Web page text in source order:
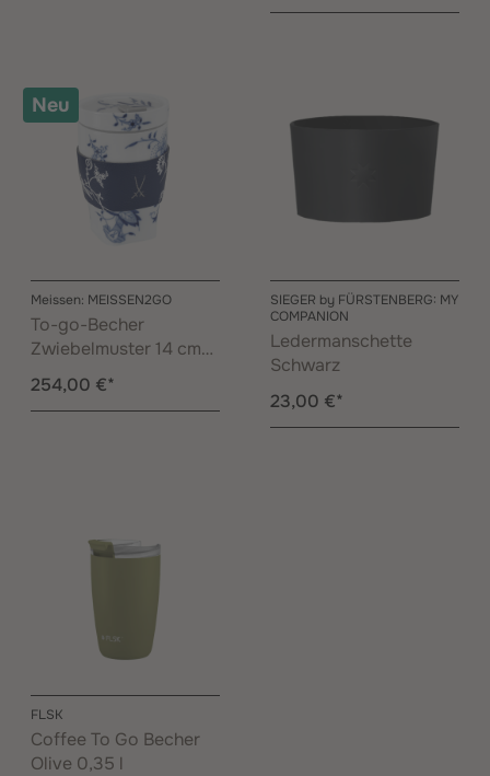
Neu
Meissen: MEISSEN2GO
To-go-Becher
Zwiebelmuster 14 cm
Porzellandeckel und
Manschette
254,00 €*
SIEGER by FÜRSTENBERG: MY
COMPANION
Ledermanschette
Schwarz
23,00 €*
FLSK
Coffee To Go Becher
Olive 0,35 l